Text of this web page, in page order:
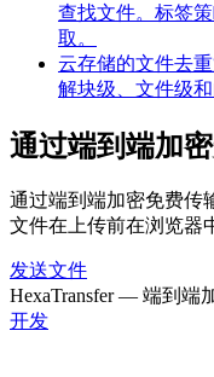
查找文件。标签
取。
云存储的文件去
解块级、文件级和
通过端到端加
通过端到端加密免费传
文件在上传前在浏览器
发送文件
HexaTransfer — 端到端
开发